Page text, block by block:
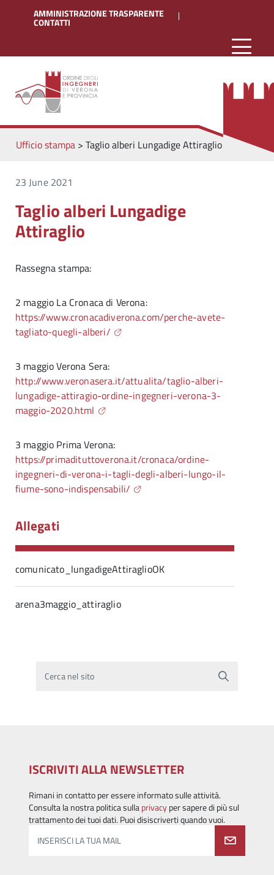
AMMINISTRAZIONE TRASPARENTE
CONTATTI
Ufficio stampa> Taglio alberi Lungadige Attiraglio
23 June 2021
Taglio alberi Lungadige
Attiraglio
Rassegna stampa:
2 maggio La Cronaca di Verona:
https://www.cronacadiverona.com/perche-avete-
tagliato-quegli-alberi/
3 maggio Verona Sera:
http://www.veronasera.it/attualita/taglio-alberi-
lungadige-attiragio-ordine-ingegneri-verona-3-
maggio-2020.html
3 maggio Prima Verona:
https://primadituttoverona.it/cronaca/ordine-
ingegneri-di-verona-i-tagli-degli-alberi-lungo-il-
fiume-sono-indispensabili/
Allegati
comunicato_lungadigeAttiraglioOK
arena3maggio_attiraglio
Cerca nel sito
ISCRIVITI ALLA NEWSLETTER
Rimani in contatto per essere informato sulle attività.
Consulta la nostra politica sullaprivacyper sapere di più sul
trattamento dei tuoi dati. Puoi disiscriverti quando vuoi.
INSERISCI LA TUA MAIL